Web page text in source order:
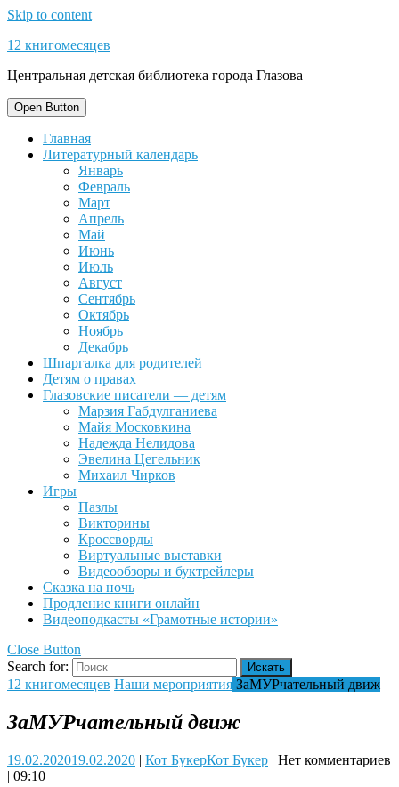
Skip to content
12 книгомесяцев
Центральная детская библиотека города Глазова
Open Button
Главная
Литературный календарь
Январь
Февраль
Март
Апрель
Май
Июнь
Июль
Август
Сентябрь
Октябрь
Ноябрь
Декабрь
Шпаргалка для родителей
Детям о правах
Глазовские писатели — детям
Марзия Габдулганиева
Майя Московкина
Надежда Нелидова
Эвелина Цегельник
Михаил Чирков
Игры
Пазлы
Викторины
Кроссворды
Виртуальные выставки
Видеообзоры и буктрейлеры
Сказка на ночь
Продление книги онлайн
Видеоподкасты «Грамотные истории»
Close Button
Search for:
12 книгомесяцев Наши мероприятия ЗаМУРчательный движ
ЗаМУРчательный движ
19.02.202019.02.2020 | Кот БукерКот Букер | Нет комментариев
| 09:10